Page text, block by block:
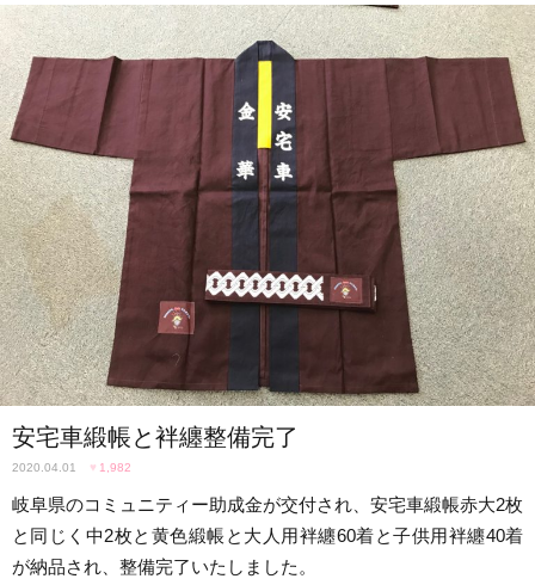
安宅車緞帳と袢纏整備完了
2020.04.01 ♥ 1,982
岐阜県のコミュニティー助成金が交付され、安宅車緞帳赤大2枚
と同じく中2枚と黄色緞帳と大人用袢纏60着と子供用袢纏40着
が納品され、整備完了いたしました。